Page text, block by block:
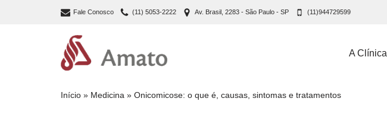
Fale Conosco (11) 5053-2222 Av. Brasil, 2283 - São Paulo - SP (11)944729599
A Clínica
Início » Medicina » Onicomicose: o que é, causas, sintomas e tratamentos